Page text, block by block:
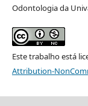
Odontologia da
Este trabalho está
Attribution-